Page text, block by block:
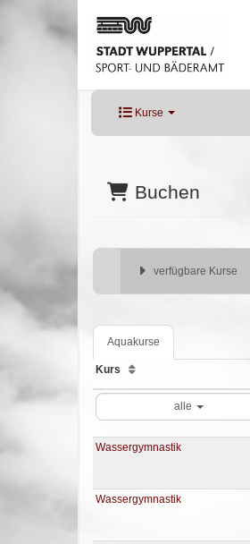
Kurse
Buchen
verfügbare Kurse
Aquakurse
Kurs
alle
Wassergymnastik
Wassergymnastik